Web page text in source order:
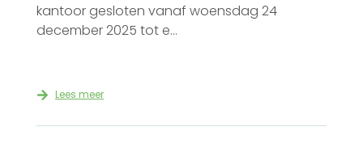
kantoor gesloten vanaf woensdag 24
december 2025 tot e...
Lees meer